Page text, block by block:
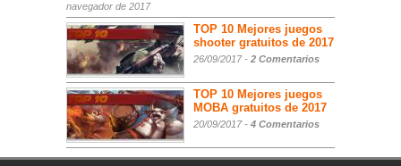
navegador de 2017
TOP 10 Mejores juegos
shooter gratuitos de 2017
26/09/2017 - 2 Comentarios
TOP 10 Mejores juegos
MOBA gratuitos de 2017
20/09/2017 - 4 Comentarios